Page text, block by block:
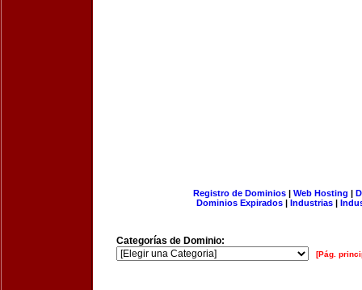
Registro de Dominios| Web Hosting |
Dominios Expirados | Industrias |
Categorías de Dominio:
[Pág.